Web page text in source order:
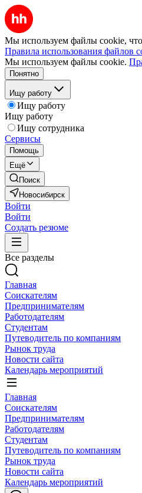
Мы используем файлы cookie,
Правила использования файлов
Мы используем файлы cookie.
Понятно
Ищу работу
Ищу работу
Ищу работу
Ищу сотрудника
Сервисы
Помощь
Ещё
Поиск
Новосибирск
Войти
Войти
Создать резюме
Все разделы
Главная
Соискателям
Предпринимателям
Работодателям
Студентам
Путеводитель по компаниям
Рынок труда
Новости сайта
Календарь мероприятий
Главная
Соискателям
Предпринимателям
Работодателям
Студентам
Путеводитель по компаниям
Рынок труда
Новости сайта
Календарь мероприятий